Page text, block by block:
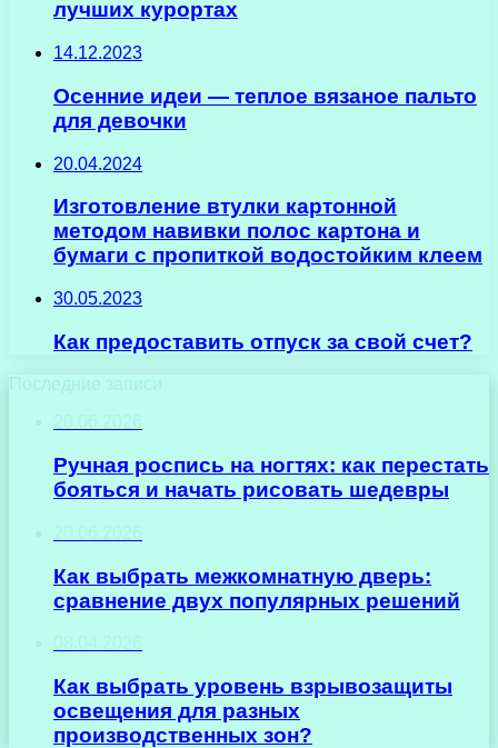
лучших курортах
14.12.2023
Осенние идеи — теплое вязаное пальто
для девочки
20.04.2024
Изготовление втулки картонной
методом навивки полос картона и
бумаги с пропиткой водостойким клеем
30.05.2023
Как предоставить отпуск за свой счет?
Последние записи
Ручная роспись на ногтях: как перестать
бояться и начать рисовать шедевры
Как выбрать межкомнатную дверь:
сравнение двух популярных решений
Как выбрать уровень взрывозащиты
освещения для разных
производственных зон?